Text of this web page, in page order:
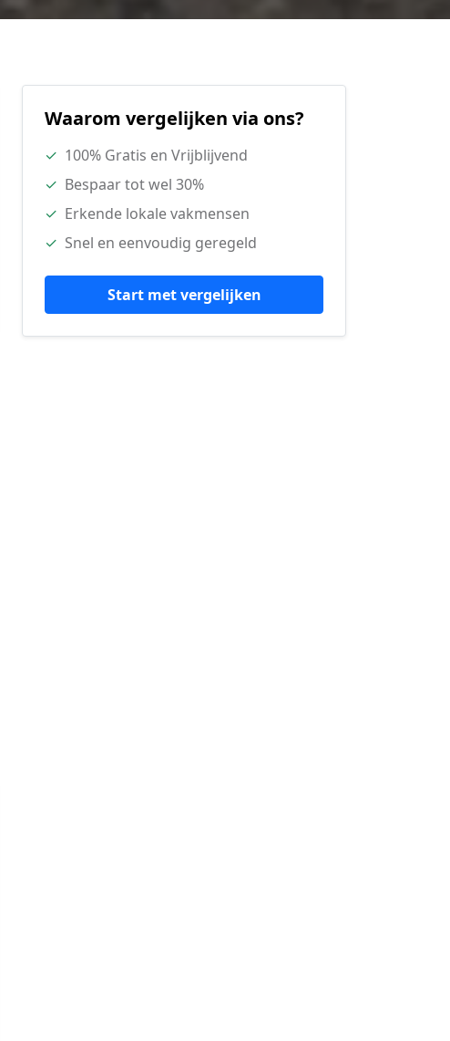
Waarom vergelijken via ons?
✓ 100% Gratis en Vrijblijvend
✓ Bespaar tot wel 30%
✓ Erkende lokale vakmensen
✓ Snel en eenvoudig geregeld
Start met vergelijken